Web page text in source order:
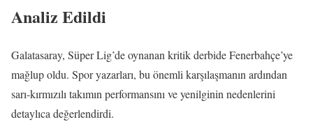
Analiz Edildi
Galatasaray, Süper Lig’de oynanan kritik derbide Fenerbahçe’ye
mağlup oldu. Spor yazarları, bu önemli karşılaşmanın ardından
sarı-kırmızılı takımın performansını ve yenilginin nedenlerini
detaylıca değerlendirdi.